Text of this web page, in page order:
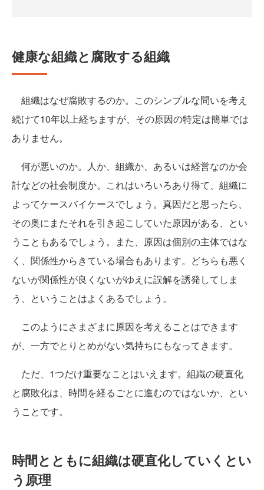
健康な組織と腐敗する組織
組織はなぜ腐敗するのか。このシンプルな問いを考え
続けて10年以上経ちますが、その原因の特定は簡単では
ありません。
何が悪いのか。人か、組織か、あるいは経営なのか会
計などの社会制度か。これはいろいろあり得て、組織に
よってケースバイケースでしょう。真因だと思ったら、
その奥にまたそれを引き起こしていた原因がある、とい
うこともあるでしょう。また、原因は個別の主体ではな
く、関係性からきている場合もあります。どちらも悪く
ないが関係性が良くないがゆえに誤解を誘発してしま
う、ということはよくあるでしょう。
このようにさまざまに原因を考えることはできます
が、一方でとりとめがない気持ちにもなってきます。
ただ、1つだけ重要なことはいえます。組織の硬直化
と腐敗化は、時間を経るごとに進むのではないか、とい
うことです。
時間とともに組織は硬直化していくとい
う原理